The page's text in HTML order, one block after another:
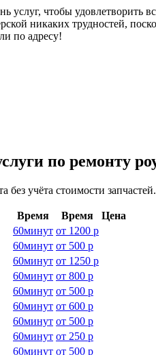
услуг, чтобы удовлетворить
никаких трудностей,
по адресу!
по ремонту
без учёта стоимости
Время Время
Цена
60минут от 1200 р
60минут от 500 р
60минут от 1250 р
60минут от 800 р
60минут от 500 р
60минут от 600 р
60минут от 500 р
60минут от 250 р
60минут от 500 р